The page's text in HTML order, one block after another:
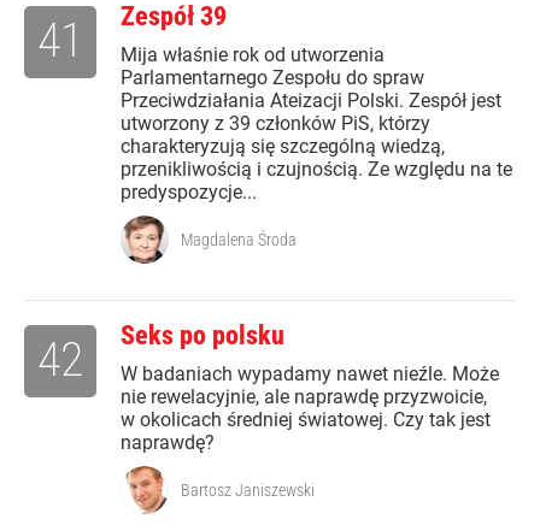
Zespół 39
Mija właśnie rok od utworzenia
Parlamentarnego Zespołu do spraw
Przeciwdziałania Ateizacji Polski. Zespół jest
utworzony z 39 członków PiS, którzy
charakteryzują się szczególną wiedzą,
przenikliwością i czujnością. Ze względu na te
predyspozycje...
41
Magdalena Środa
Seks po polsku
W badaniach wypadamy nawet nieźle. Może
nie rewelacyjnie, ale naprawdę przyzwoicie,
w okolicach średniej światowej. Czy tak jest
naprawdę?
42
Bartosz Janiszewski